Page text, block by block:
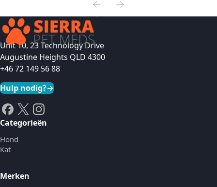
Unit 10, 23 Technology Drive
Augustine Heights QLD 4300
+46 72 149 56 88
Hulp nodig?→
Categorieën
Hond
Kat
Merken